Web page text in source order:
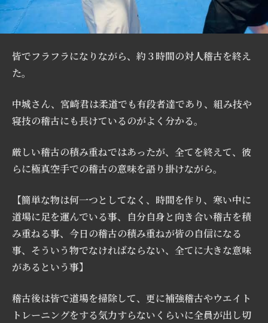
皆でフラフラになりながら、約３時間の対人稽古を終え
た。
中城さん、宮崎君は柔道でも有段者達であり、組み技や
寝技の稽古にも長けているのがよく分かる。
厳しい稽古の積み重ねではあったが、全てを終えて、彼
らに極真空手での稽古の意味を語り掛けながら。
【簡単な物は何一つとしてなく、時間を作り、寒い中に
道場に足を運んでいる事、自分自身と向き合い稽古を積
み重ねる事、今日の稽古の積み重ねが皆の自信になる
事、そういう物でなければならない、全てに大きな意味
があるという事】
稽古後は皆で道場を掃除して、更に補強稽古やウエイト
トレーニングをする気力すらないくらいに全員が出し切